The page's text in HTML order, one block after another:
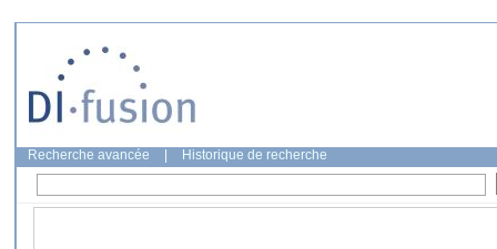
Recherche avancée Historique de recherche